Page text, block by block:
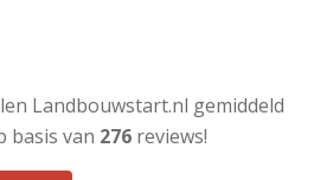
Landbouwstart.nl gemiddeld
basis van 276 reviews!